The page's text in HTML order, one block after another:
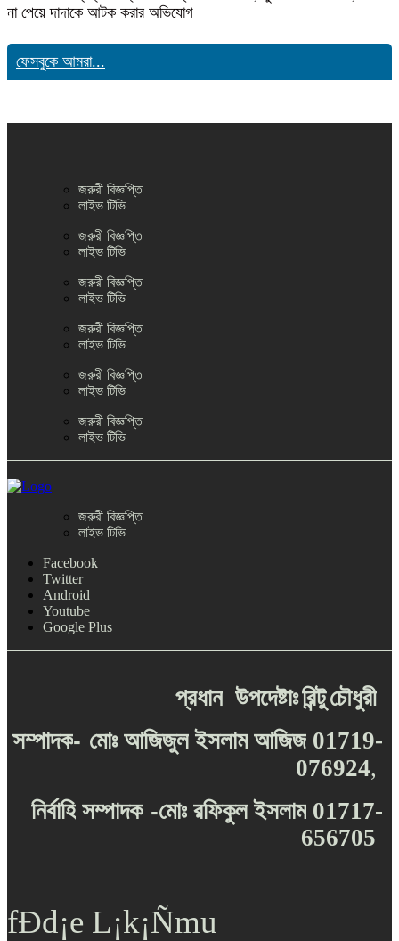
না পেয়ে দাদাকে আটক করার অভিযোগ
ফেসবুকে আমরা...
জরুরী বিজ্ঞপ্তি
লাইভ টিভি
জরুরী বিজ্ঞপ্তি
লাইভ টিভি
জরুরী বিজ্ঞপ্তি
লাইভ টিভি
জরুরী বিজ্ঞপ্তি
লাইভ টিভি
জরুরী বিজ্ঞপ্তি
লাইভ টিভি
জরুরী বিজ্ঞপ্তি
লাইভ টিভি
জরুরী বিজ্ঞপ্তি
লাইভ টিভি
Facebook
Twitter
Android
Youtube
Google Plus
প্রধান উপদেষ্টাঃরিন্টুচৌধুরী
সম্পাদক- মোঃ আজিজুল ইসলাম আজিজ 01719-
076924,
নির্বাহি সম্পাদক -মোঃ রফিকুল ইসলাম 01717-
656705
fÐd¡e L¡k¡Ñmu